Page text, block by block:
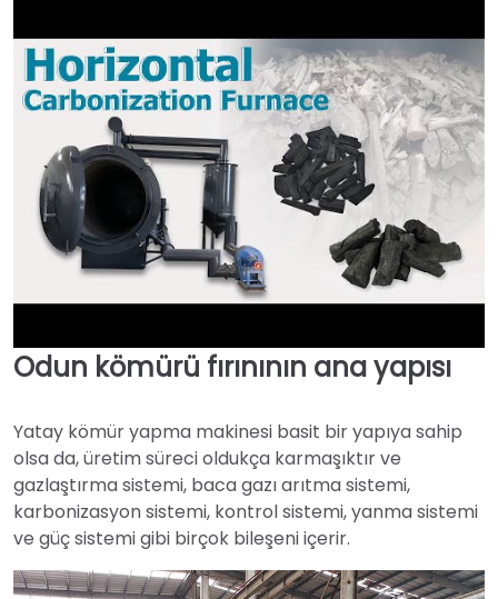
►
Odun kömürü fırınının ana yapısı
Yatay kömür yapma makinesi basit bir yapıya sahip
olsa da, üretim süreci oldukça karmaşıktır ve
gazlaştırma sistemi, baca gazı arıtma sistemi,
karbonizasyon sistemi, kontrol sistemi, yanma sistemi
ve güç sistemi gibi birçok bileşeni içerir.